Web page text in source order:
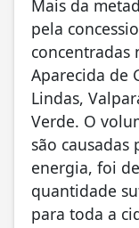
Mais da
pela
concentradas
Aparecida de
Lindas,
Verde. O
são
energia, foi
quantidade
para toda a